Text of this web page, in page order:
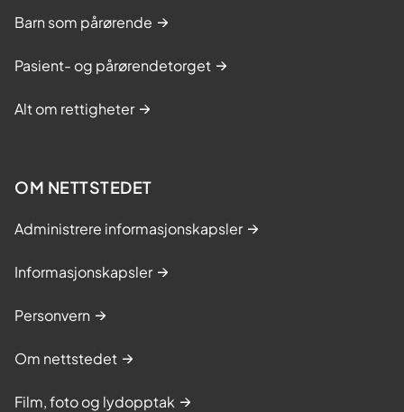
Barn som pårørende
Pasient- og pårørendetorget
Alt om rettigheter
OM NETTSTEDET
Administrere informasjonskapsler
Informasjonskapsler
Personvern
Om nettstedet
Film, foto og lydopptak